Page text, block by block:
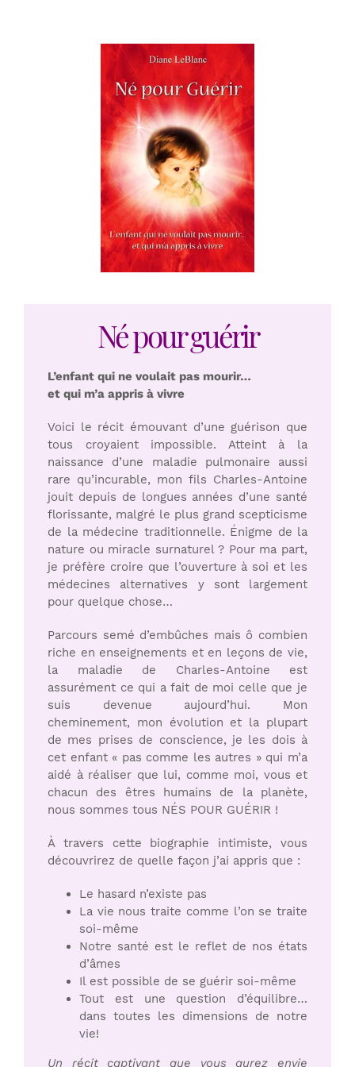
Né pour guérir
L’enfant qui ne voulait pas mourir…
et qui m’a appris à vivre
Voici le récit émouvant d’une guérison que
tous croyaient impossible. Atteint à la
naissance d’une maladie pulmonaire aussi
rare qu’incurable, mon fils Charles-Antoine
jouit depuis de longues années d’une santé
florissante, malgré le plus grand scepticisme
de la médecine traditionnelle. Énigme de la
nature ou miracle surnaturel ? Pour ma part,
je préfère croire que l’ouverture à soi et les
médecines alternatives y sont largement
pour quelque chose…
Parcours semé d’embûches mais ô combien
riche en enseignements et en leçons de vie,
la maladie de Charles-Antoine est
assurément ce qui a fait de moi celle que je
suis devenue aujourd’hui. Mon
cheminement, mon évolution et la plupart
de mes prises de conscience, je les dois à
cet enfant « pas comme les autres » qui m’a
aidé à réaliser que lui, comme moi, vous et
chacun des êtres humains de la planète,
nous sommes tous NÉS POUR GUÉRIR !
À travers cette biographie intimiste, vous
découvrirez de quelle façon j’ai appris que :
Le hasard n’existe pas
La vie nous traite comme l’on se traite
soi-même
Notre santé est le reflet de nos états
d’âmes
Il est possible de se guérir soi-même
Tout est une question d’équilibre…
dans toutes les dimensions de notre
vie!
Un récit captivant que vous aurez envie